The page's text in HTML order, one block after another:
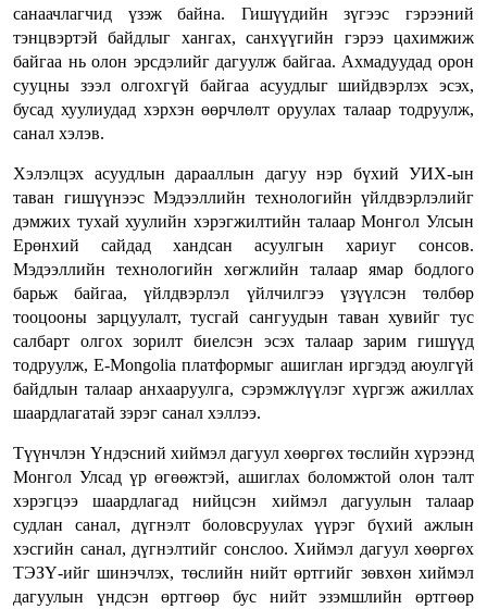
санаачлагчид үзэж байна. Гишүүдийн зүгээс гэрээний
тэнцвэртэй байдлыг хангах, санхүүгийн гэрээ цахимжиж
байгаа нь олон эрсдэлийг дагуулж байгаа. Ахмадуудад орон
сууцны зээл олгохгүй байгаа асуудлыг шийдвэрлэх эсэх,
бусад хуулиудад хэрхэн өөрчлөлт оруулах талаар тодруулж,
санал хэлэв.
Хэлэлцэх асуудлын дарааллын дагуу нэр бүхий УИХ-ын
таван гишүүнээс Мэдээллийн технологийн үйлдвэрлэлийг
дэмжих тухай хуулийн хэрэгжилтийн талаар Монгол Улсын
Ерөнхий сайдад хандсан асуулгын хариуг сонсов.
Мэдээллийн технологийн хөгжлийн талаар ямар бодлого
барьж байгаа, үйлдвэрлэл үйлчилгээ үзүүлсэн төлбөр
тооцооны зарцуулалт, тусгай сангуудын таван хувийг тус
салбарт олгох зорилт биелсэн эсэх талаар зарим гишүүд
тодруулж, Е-Mongolia платформыг ашиглан иргэдэд аюулгүй
байдлын талаар анхааруулга, сэрэмжлүүлэг хүргэж ажиллах
шаардлагатай зэрэг санал хэллээ.
Түүнчлэн Үндэсний хиймэл дагуул хөөргөх төслийн хүрээнд
Монгол Улсад үр өгөөжтэй, ашиглах боломжтой олон талт
хэрэгцээ шаардлагад нийцсэн хиймэл дагуулын талаар
судлан санал, дүгнэлт боловсруулах үүрэг бүхий ажлын
хэсгийн санал, дүгнэлтийг сонслоо. Хиймэл дагуул хөөргөх
ТЭЗҮ-ийг шинэчлэх, төслийн нийт өртгийг зөвхөн хиймэл
дагуулын үндсэн өртгөөр бус нийт эзэмшлийн өртгөөр